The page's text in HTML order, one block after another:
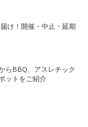
け！開催・中止・延期
らBBQ、アスレチック
ットをご紹介